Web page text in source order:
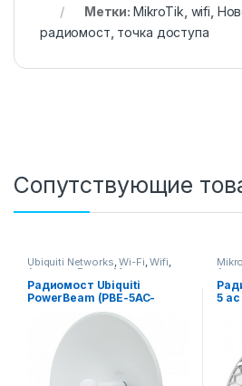
Метки: MikroTik, wifi,
радиомост, точка доступа
Сопутствующие
Ubiquiti Networks,Wi-Fi,Wifi,
Антенны Радио Мосты
Радиомост Ubiquiti
PowerBeam (PBE-5AC-
5 ac